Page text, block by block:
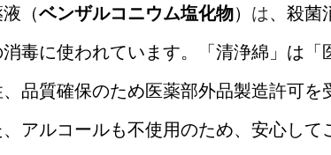
（ベンザルコニウム塩化物） は、殺菌
毒に使われています。「清浄綿」は「
品質確保のため医薬部外品製造許可を
アルコールも不使用のため、安心して